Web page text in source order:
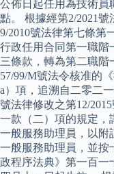
公佈日起任用為技術員
點。 根據經第2/2021
9/2010號法律第七條第
行政任用合同第一職階
三條款，轉為第二職階
57/99/M號法令核准的
a）項，追溯自二零二
號法律修改之第12/
一款（二）項的規定，
一般服務助理員，以附
一般服務助理員，並按
政程序法典》第一百一